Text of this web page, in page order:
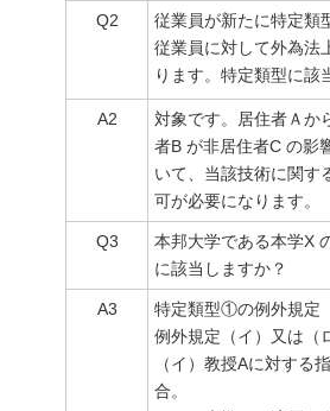
Q2
従業員が新たに特定類
従業員に対して外為法
ります。特定類型に該
A2
対象です。居住者Ａか
者B が非居住者C の影
いて、当該技術に関す
可が必要になります。
Q3
本邦大学である本学X
に該当しますか？
A3
特定類型①の例外規定
例外規定（イ）又は（
（イ）教授Aに対する
合。